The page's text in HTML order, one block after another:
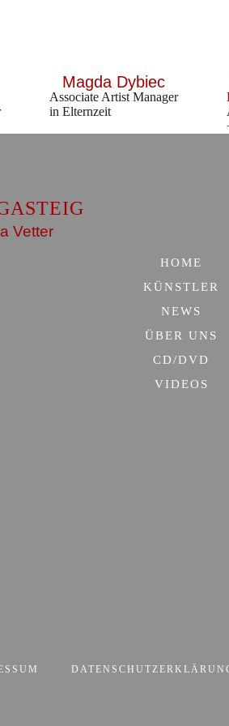
Magda Dybiec
Associate Artist Manager
in Elternzeit
Vetter
HOME
KÜNSTLER
NEWS
ÜBER UNS
CD/DVD
VIDEOS